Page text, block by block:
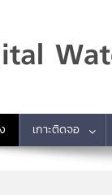
เกาะติดจอ